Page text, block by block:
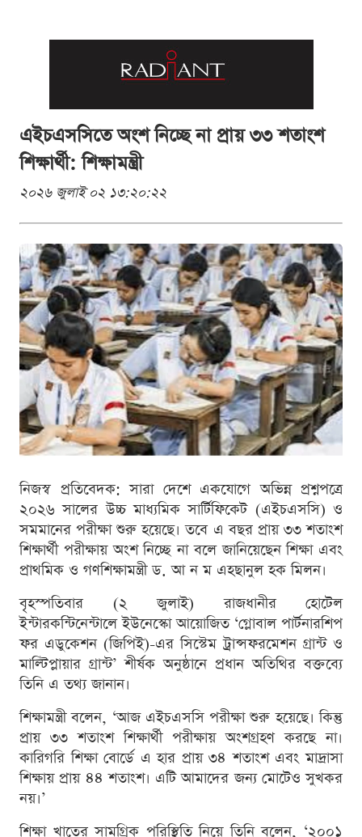
এইচএসসিতে অংশ নিচ্ছে না প্রায় ৩৩ শতাংশ
শিক্ষার্থী: শিক্ষামন্ত্রী
২০২৬ জুলাই ০২ ১৩:২০:২২
নিজস্ব প্রতিবেদক: সারা দেশে একযোগে অভিন্ন প্রশ্নপত্রে
২০২৬ সালের উচ্চ মাধ্যমিক সার্টিফিকেট (এইচএসসি) ও
সমমানের পরীক্ষা শুরু হয়েছে। তবে এ বছর প্রায় ৩৩ শতাংশ
শিক্ষার্থী পরীক্ষায় অংশ নিচ্ছে না বলে জানিয়েছেন শিক্ষা এবং
প্রাথমিক ও গণশিক্ষামন্ত্রী ড. আ ন ম এহছানুল হক মিলন।
বৃহস্পতিবার (২ জুলাই) রাজধানীর হোটেল
ইন্টারকন্টিনেন্টালে ইউনেস্কো আয়োজিত ‘গ্লোবাল পার্টনারশিপ
ফর এডুকেশন (জিপিই)-এর সিস্টেম ট্রান্সফরমেশন গ্রান্ট ও
মাল্টিপ্লায়ার গ্রান্ট’ শীর্ষক অনুষ্ঠানে প্রধান অতিথির বক্তব্যে
তিনি এ তথ্য জানান।
শিক্ষামন্ত্রী বলেন, ‘আজ এইচএসসি পরীক্ষা শুরু হয়েছে। কিন্তু
প্রায় ৩৩ শতাংশ শিক্ষার্থী পরীক্ষায় অংশগ্রহণ করছে না।
কারিগরি শিক্ষা বোর্ডে এ হার প্রায় ৩৪ শতাংশ এবং মাদ্রাসা
শিক্ষায় প্রায় ৪৪ শতাংশ। এটি আমাদের জন্য মোটেও সুখকর
নয়।’
শিক্ষা খাতের সামগ্রিক পরিস্থিতি নিয়ে তিনি বলেন, ‘২০০১